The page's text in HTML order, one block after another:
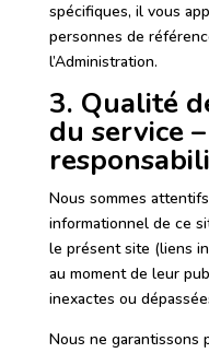
spécifiques, il vous
personnes de
l’Administration.
3. Qualité
du service
Nous sommes
informationnel de ce
le présent site (liens
au moment de leur
inexactes ou
Nous ne garantissons